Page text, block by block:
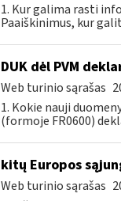
1. Kur galima rasti
Paaiškinimus, kur
DUK dėl PVM
Web turinio sąrašas
1. Kokie nauji
(formoje FR0600)
kitų Europos
Web turinio sąrašas